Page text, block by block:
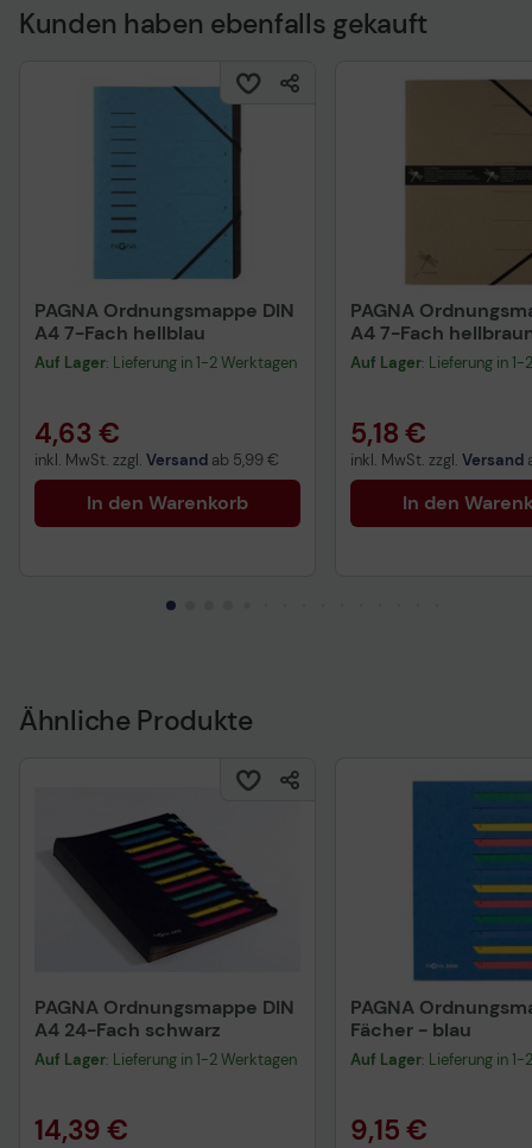
Kunden haben ebenfalls gekauft
PAGNA Ordnungsmappe DIN
A4 7-Fach hellblau
Auf Lager: Lieferung in 1-2 Werktagen
4,63 €
inkl. MwSt. zzgl. Versand ab 5,99 €
In den Warenkorb
PAGNA
A4 7-Fach
Auf Lager: Lieferung in
5,18 €
inkl. MwSt. zzgl. Versand
In den
Ähnliche Produkte
PAGNA Ordnungsmappe DIN
A4 24-Fach schwarz
Auf Lager: Lieferung in 1-2 Werktagen
14,39 €
PAGNA
Fächer - blau
Auf Lager: Lieferung in
9,15 €